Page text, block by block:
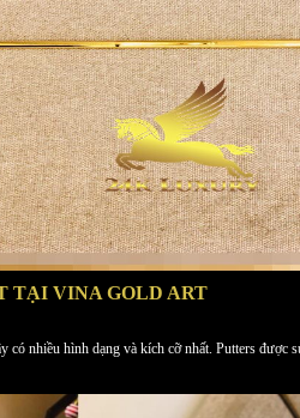
TẠI VINA GOLD ART
có nhiều hình dạng và kích cỡ nhất. Putters